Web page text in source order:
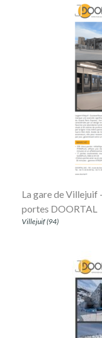
La gare de Villejuif
portes DOORTAL
Villejuif (94)